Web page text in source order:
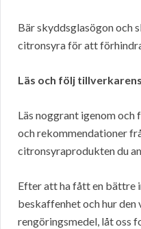
Bär skyddsglasögon och
citronsyra för att
Läs och följ
Läs noggrant igenom
och rekommendationer
citronsyraprodukten du
Efter att ha fått en bättre
beskaffenhet och hur den
rengöringsmedel, låt oss